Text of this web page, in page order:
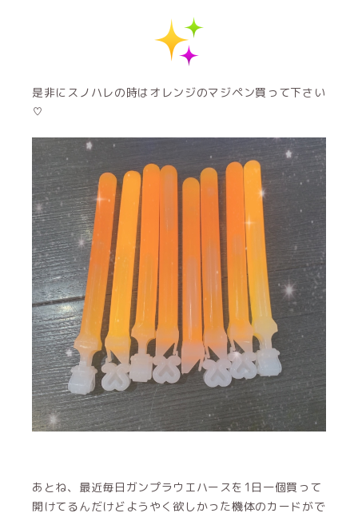
是非にスノハレの時はオレンジのマジペン買って下さい
♡
あとね、最近毎日ガンプラウエハースを1日一個買って
開けてるんだけどようやく欲しかった機体のカードがで